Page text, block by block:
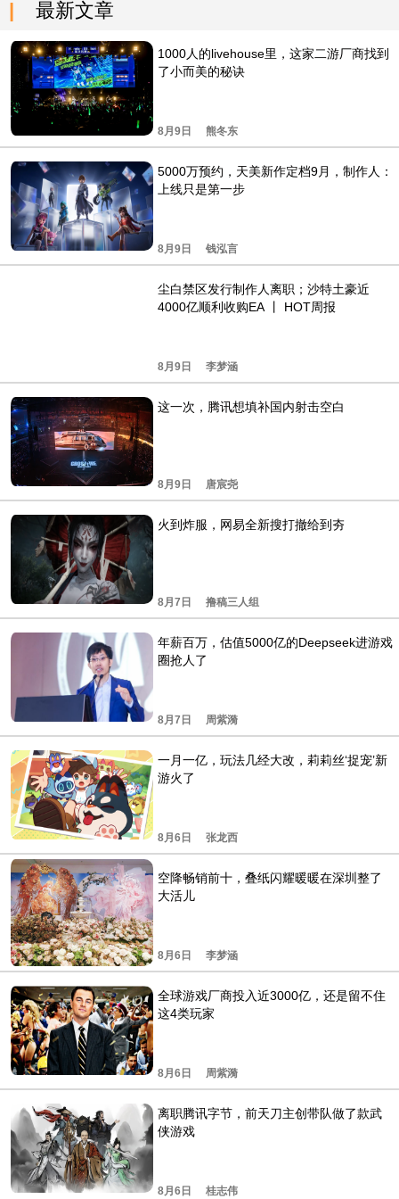
最新文章
1000人的livehouse里，这家二游厂商找到
了小而美的秘诀
8月9日 熊冬东
5000万预约，天美新作定档9月，制作人：
上线只是第一步
8月9日 钱泓言
尘白禁区发行制作人离职；沙特土豪近
4000亿顺利收购EA 丨 HOT周报
8月9日 李梦涵
这一次，腾讯想填补国内射击空白
8月9日 唐宸尧
火到炸服，网易全新搜打撤给到夯
8月7日 撸稿三人组
年薪百万，估值5000亿的Deepseek进游戏
圈抢人了
8月7日 周紫漪
一月一亿，玩法几经大改，莉莉丝‘捉宠’新
游火了
8月6日 张龙西
空降畅销前十，叠纸闪耀暖暖在深圳整了
大活儿
8月6日 李梦涵
全球游戏厂商投入近3000亿，还是留不住
这4类玩家
8月6日 周紫漪
离职腾讯字节，前天刀主创带队做了款武
侠游戏
8月6日 桂志伟